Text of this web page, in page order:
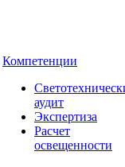
Компетенции
аудит
Экспертиза
Расчет
освещенности